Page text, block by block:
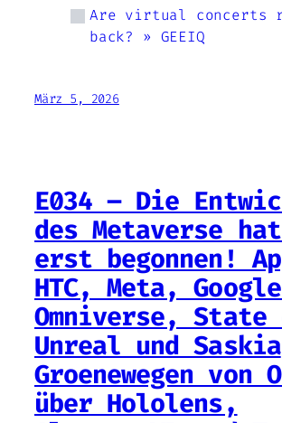
Are virtual concerts
back? » GEEIQ
März 5, 2026
E034 – Die
des Metaverse
erst begonnen!
HTC, Meta,
Omniverse, State
Unreal und Saskia
Groenewegen von
über Hololens,